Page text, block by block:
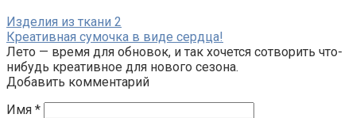
Изделия из ткани 2
Креативная сумочка в виде сердца!
Лето — время для обновок, и так хочется сотворить что-
нибудь креативное для нового сезона.
Добавить комментарий
Имя *